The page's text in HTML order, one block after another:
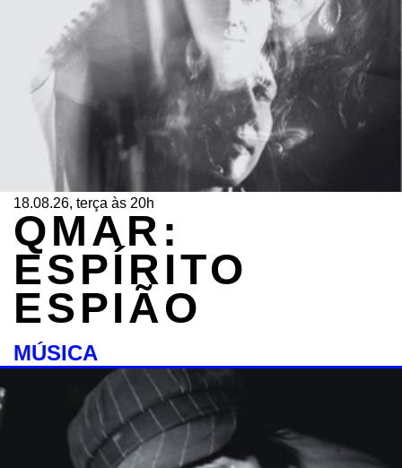
18.08.26, terça às 20h
QMAR:
ESPÍRITO
ESPIÃO
MÚSICA